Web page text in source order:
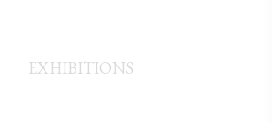
EXHIBITIONS